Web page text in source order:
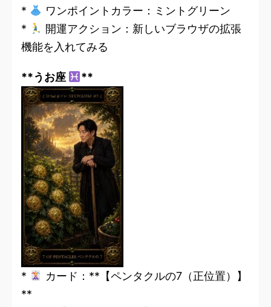
*
ワンポイントカラー：ミントグリーン
*
開運アクション：新しいブラウザの拡張
機能を入れてみる
**うお座 **
*
カード：**【ペンタクルの7（正位置）】
**